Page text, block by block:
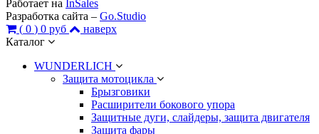
Работает на InSales
Разработка сайта – Go.Studio
( 0 ) 0 руб
наверх
Каталог
WUNDERLICH
Защита мотоцикла
Брызговики
Расширители бокового упора
Защитные дуги, слайдеры, защита двигателя
Защита фары